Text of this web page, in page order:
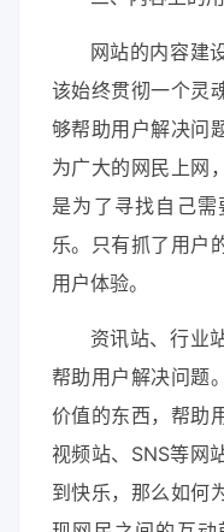
网站的内容建
该始终贯彻一个灵
够帮助用户解决问
为广大的网民上网
是为了寻找自己
乐。只有抓了用户
用户体验。
资讯站、行业
帮助用户解决问题
价值的东西，帮助
视频站、SNS等网
到快乐，那么如何